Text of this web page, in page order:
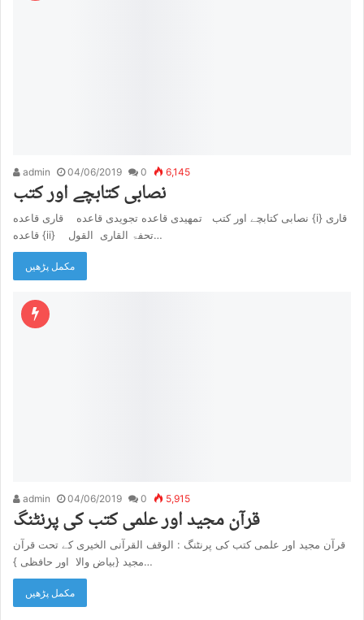
admin 04/06/2019 0 6,145
نصابی کتابچے اور کتب
نصابی کتابچے اور کتب تمهیدی قاعده تجویدی قاعده قاری قاعده {i} قاری
قاعده {ii} تحفۃ القاری القول…
مکمل پڑھیں
admin 04/06/2019 0 5,915
قرآن مجید اور علمی کتب کی پرنٹنگ
قرآن مجید اور علمی کتب کی پرنٹنگ : الوقف القرآنی الخیری کے تحت قرآن
مجید {بیاض والا اور حافظی }…
مکمل پڑھیں